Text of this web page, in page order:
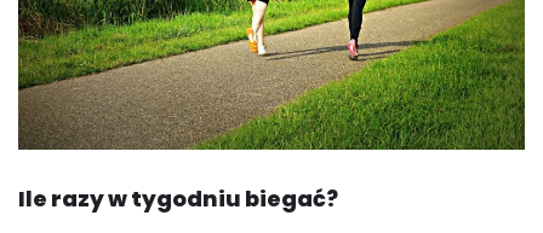
Ile razy w tygodniu biegać?